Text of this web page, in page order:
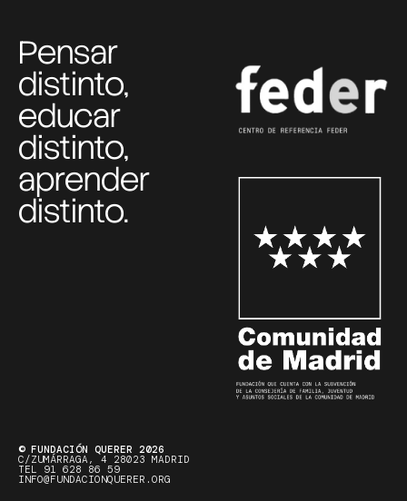
Pensar
distinto,
educar
distinto,
aprender
distinto.
© FUNDACIÓN QUERER 2026
C/ZUMÁRRAGA, 4 28023 MADRID
TEL 91 628 86 59
INFO@FUNDACIONQUERER.ORG